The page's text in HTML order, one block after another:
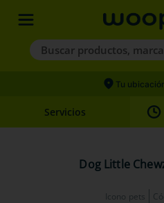
Buscar productos, marcas...
Términos más buscados
2.
hills
Tu
Servicios
Dog Little
Icono pets